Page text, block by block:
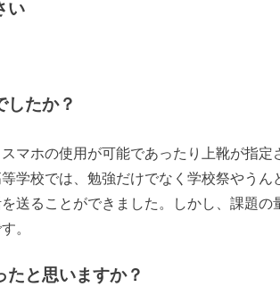
い
したか？
マホの使用が可能であったり上靴が指
学校では、勉強だけでなく学校祭やう
送ることができました。しかし、課題
。
たと思いますか？